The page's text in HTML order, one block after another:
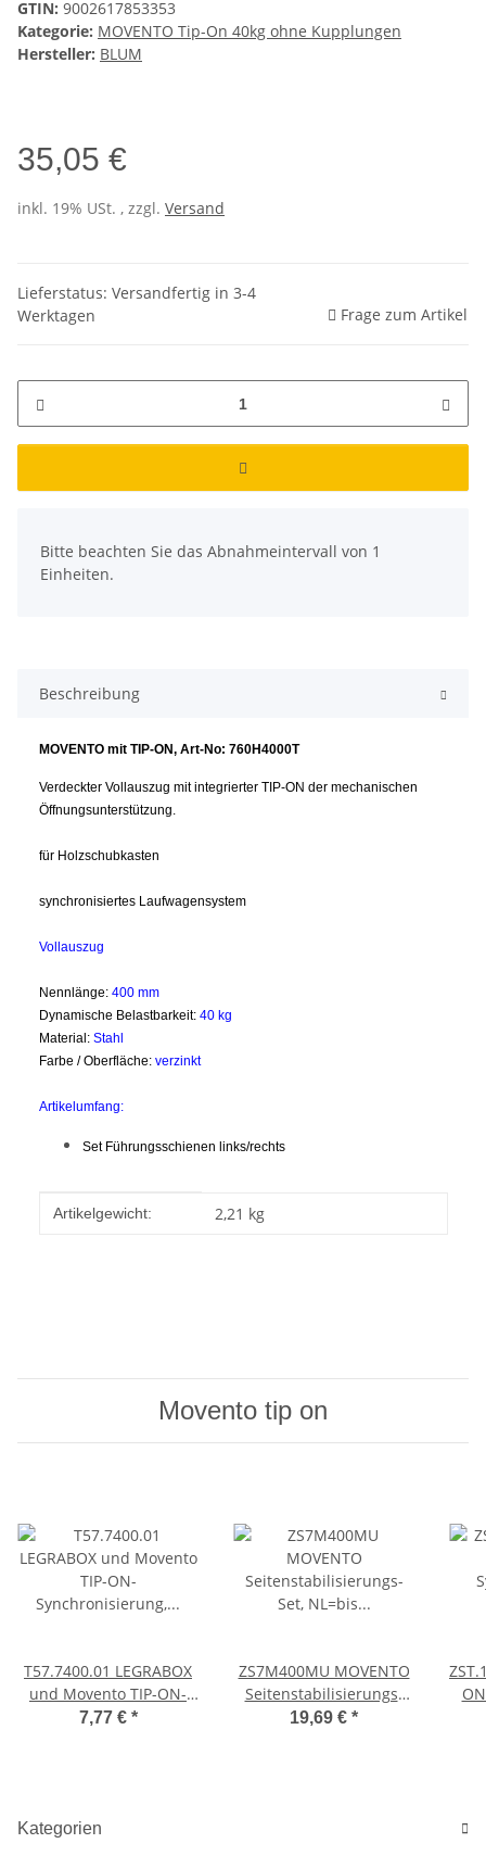
GTIN: 9002617853353
Kategorie: MOVENTO Tip-On 40kg ohne Kupplungen
Hersteller: BLUM
35,05 €
inkl. 19% USt. , zzgl. Versand
Lieferstatus: Versandfertig in 3-4
Werktagen
Frage zum Artikel
Bitte beachten Sie das Abnahmeintervall von 1
Einheiten.
Beschreibung
MOVENTO mit TIP-ON, Art-No: 760H4000T
Verdeckter Vollauszug mit integrierter TIP-ON der mechanischen
Öffnungsunterstützung.
für Holzschubkasten
synchronisiertes Laufwagensystem
Vollauszug
Nennlänge: 400 mm
Dynamische Belastbarkeit: 40 kg
Material: Stahl
Farbe / Oberfläche: verzinkt
Artikelumfang:
Set Führungsschienen links/rechts
Produkteigenschaft
Wert
Artikelgewicht: 2,21 kg
Movento tip on
T57.7400.01 LEGRABOX
und Movento TIP-ON-
Synchronisierung, Ritzel-
7,77 € *
ZS7M400MU MOVENTO
Seitenstabilisierungs-
Set, NL=bis 400mm,
19,69 € *
Kategorien